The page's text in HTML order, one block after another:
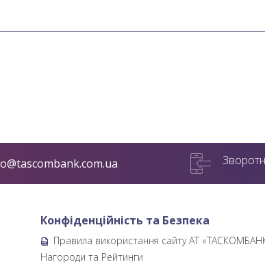
Конфіденційність та Безпека
Правила використання сайту АТ
Нагороди та Рейтинги